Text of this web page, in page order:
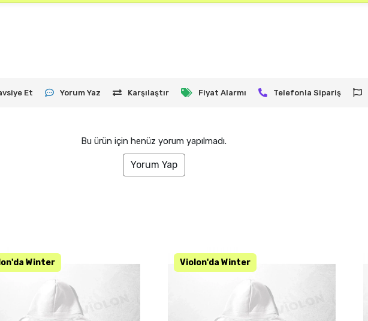
Et Yorum Yaz Karşılaştır Fiyat Alarmı Telefonla Sipariş
Bu ürün için henüz yorum yapılmadı.
Yorum Yap